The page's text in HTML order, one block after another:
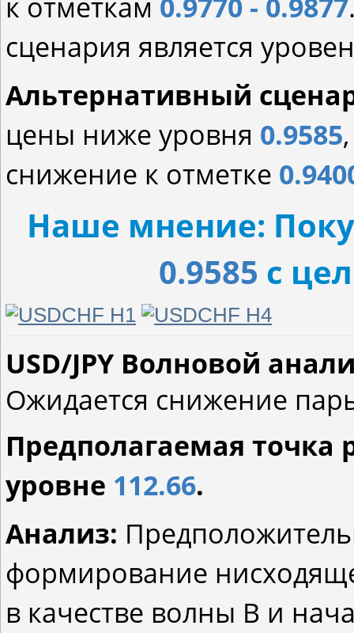
к отметкам 0.9770 - 0.9877
сценария является
Альтернативный
цены ниже уровня 0.9585
снижение к отметке
Наше мнение:
0.9585 с
USD/JPY Волновой
Ожидается снижение
Предполагаемая точка
уровне 112.66.
Анализ:
формирование
в качестве волны В и